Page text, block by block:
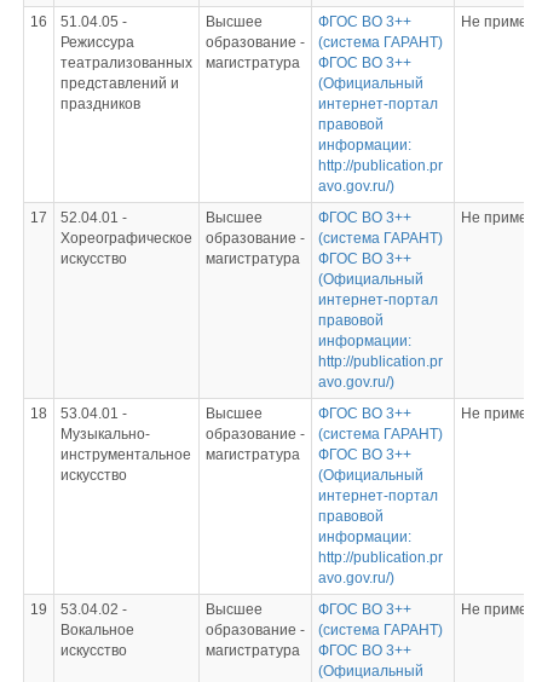
16
51.04.05 -
Режиссура
театрализованных
представлений и
праздников
Высшее
образование -
магистратура
ФГОС ВО 3++
(система ГАРАНТ)
ФГОС ВО 3++
(Официальный
интернет-портал
правовой
информации:
http://publication.pr
avo.gov.ru/)
Не
17
52.04.01 -
Хореографическое
искусство
Высшее
образование -
магистратура
ФГОС ВО 3++
(система ГАРАНТ)
ФГОС ВО 3++
(Официальный
интернет-портал
правовой
информации:
http://publication.pr
avo.gov.ru/)
Не
18
53.04.01 -
Музыкально-
инструментальное
искусство
Высшее
образование -
магистратура
ФГОС ВО 3++
(система ГАРАНТ)
ФГОС ВО 3++
(Официальный
интернет-портал
правовой
информации:
http://publication.pr
avo.gov.ru/)
Не
19
53.04.02 -
Вокальное
искусство
Высшее
образование -
магистратура
ФГОС ВО 3++
(система ГАРАНТ)
ФГОС ВО 3++
(Официальный
Не